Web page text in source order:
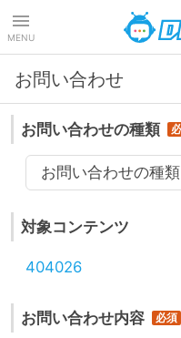
MENU
お問い合わせ
お問い合わせの種類
お問い合わせの種類
対象コンテンツ
404026
お問い合わせ内容